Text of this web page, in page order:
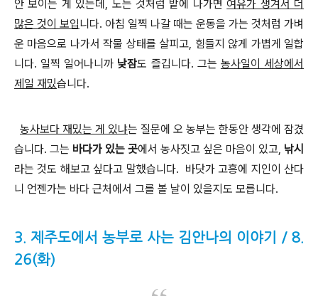
안 보이는 게 있는데 , 노는 것처럼 밭에 나가면여유가 생겨서 더
많은 것이 보입니다. 아침 일찍 나갈 때는 운동을 가는 것처럼 가벼
운 마음으로 나가서 작물 상태를 살피고, 힘들지 않게 가볍게 일합
니다. 일찍 일어나니까 낮잠도 즐깁니다. 그는 농사일이 세상에서
제일 재밌습니다.
농사보다 재밌는 게 있냐는 질문에 오 농부는 한동안 생각에 잠겼
습니다. 그는 바다가 있는 곳에서 농사짓고 싶은 마음이 있고, 낚시
라는 것도 해보고 싶다고 말했습니다. 바닷가 고흥에 지인이 산다
니 언젠가는 바다 근처에서 그를 볼 날이 있을지도 모릅니다.
3. 제주도에서 농부로 사는 김안나의 이야기 / 8.
26(화)